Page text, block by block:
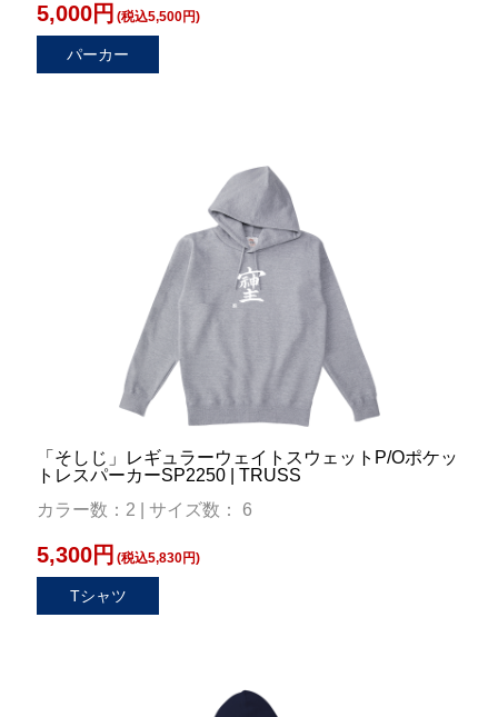
5,000円 (税込5,500円)
パーカー
「そしじ」レギュラーウェイトスウェットP/Oポケッ
トレスパーカーSP2250 | TRUSS
カラー数：2 | サイズ数： 6
5,300円 (税込5,830円)
Tシャツ